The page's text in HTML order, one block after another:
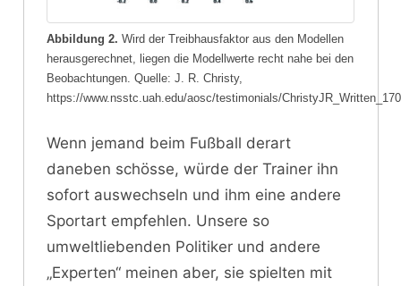
Abbildung 2. Wird der Treibhausfaktor aus den Modellen
herausgerechnet, liegen die Modellwerte recht nahe bei den
Beobachtungen. Quelle: J. R. Christy,
https://www.nsstc.uah.edu/aosc/testimonials/
Wenn jemand beim Fußball derart
daneben schösse, würde der Trainer ihn
sofort auswechseln und ihm eine andere
Sportart empfehlen. Unsere so
umweltliebenden Politiker und andere
„Experten“ meinen aber, sie spielten mit